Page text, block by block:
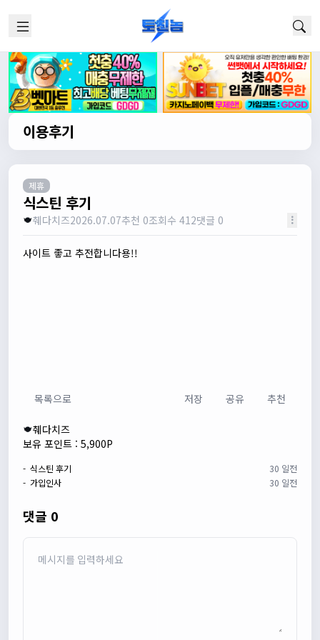
이용후기
제휴
식스틴 후기
췌다치즈2026.07.07추천 0조회수 412댓글 0
사이트 좋고 추전합니다용!!
목록으로 저장 공유 추천
췌다치즈
보유 포인트 : 5,900P
- 식스틴 후기
30 일전
- 가입인사
30 일전
댓글 0